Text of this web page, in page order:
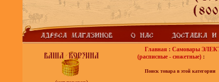
Главная : Самовары
(расписные - сюжетные) :
Поиск товара в этой категории